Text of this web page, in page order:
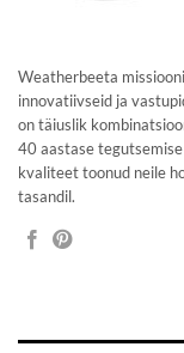
Weatherbeeta
innovatiivseid ja
on täiuslik
40 aastase
kvaliteet toonud neile
tasandil.